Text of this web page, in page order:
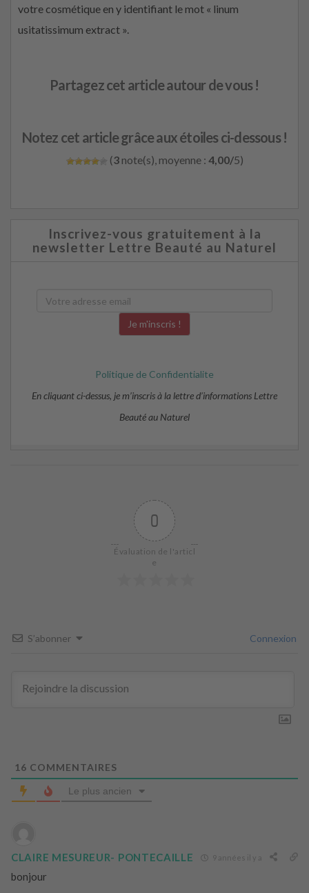
votre cosmétique en y identifiant le mot « linum
usitatissimum extract ».
Partagez cet article autour de vous !
Notez cet article grâce aux étoiles ci-dessous !
(3note(s), moyenne : 4,00/5)
Inscrivez-vous gratuitement à la
newsletter Lettre Beauté au Naturel
Politique de Confidentialite
En cliquant ci-dessus, je m’inscris à la lettre d’informations Lettre
Beauté au Naturel
0
Évaluation de l'articl
e
S’abonner Connexion
16 COMMENTAIRES
Le plus ancien
CLAIRE MESUREUR- PONTECAILLE 9 années il y a
bonjour